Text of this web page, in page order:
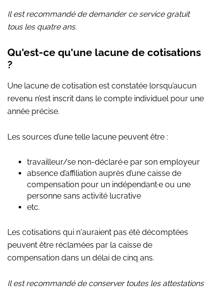
Il est recommandé de demander ce service gratuit
tous les quatre ans.
Qu'est-ce qu'une lacune de cotisations
?
Une lacune de cotisation est constatée lorsqu’aucun
revenu n’est inscrit dans le compte individuel pour une
année précise.
Les sources d’une telle lacune peuvent être :
travailleur/se non-déclaré·e par son employeur
absence d’affiliation auprès d’une caisse de
compensation pour un indépendant·e ou une
personne sans activité lucrative
etc.
Les cotisations qui n'auraient pas été décomptées
peuvent être réclamées par la caisse de
compensation dans un délai de cinq ans.
Il est recommandé de conserver toutes les attestations